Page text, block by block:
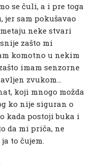
se čuli, a i pre toga
sam pokušavao
neke stvari
zašto mi
komotno u nekim
imam senzorne
zvukom…
koji mnogo možda
ko nije siguran o
kada postoji buka i
da mi priča, ne
to čujem.